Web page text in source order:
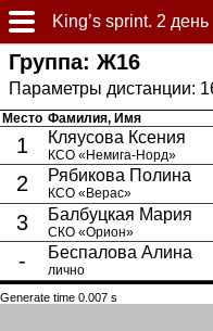
King’s sprint. 2 день
Группа: Ж16
Фамилия, Имя
Место
Кляусова Ксения
КСО «Немига-Норд»
1
Рябикова Полина
КСО «Верас»
2
Балбуцкая Мария
СКО «Орион»
3
Беспалова Алина
лично
-
Generate time 0.007 s